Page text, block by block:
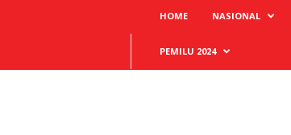
HOME NASIONAL
PEMILU 2024